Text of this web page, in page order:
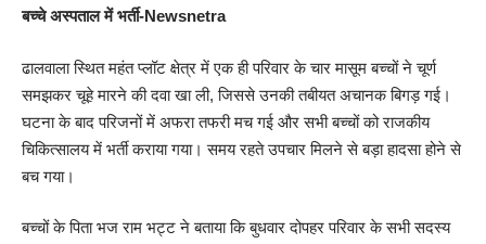
बच्चे अस्पताल में भर्ती-Newsnetra
ढालवाला स्थित महंत प्लॉट क्षेत्र में एक ही परिवार के चार मासूम बच्चों ने चूर्ण
समझकर चूहे मारने की दवा खा ली, जिससे उनकी तबीयत अचानक बिगड़ गई।
घटना के बाद परिजनों में अफरा तफरी मच गई और सभी बच्चों को राजकीय
चिकित्सालय में भर्ती कराया गया। समय रहते उपचार मिलने से बड़ा हादसा होने से
बच गया।
बच्चों के पिता भज राम भट्ट ने बताया कि बुधवार दोपहर परिवार के सभी सदस्य